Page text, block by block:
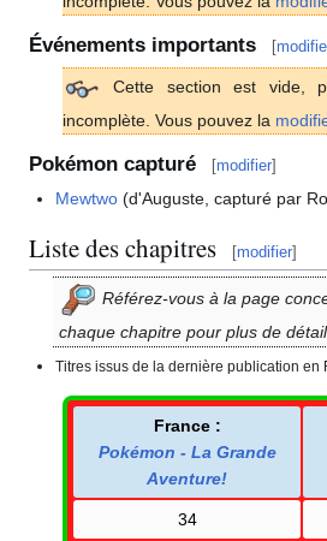
Événements importants [
Cette section est vide,
incomplète. Vous pouvez la
Pokémon capturé [modifier]
Mewtwo (d'Auguste, capturé par
Liste des chapitres [modifier]
Référez-vous à la page
chaque chapitre pour plus de
Titres issus de la dernière publication en
France :
Pokémon - La Grande
Aventure!
34